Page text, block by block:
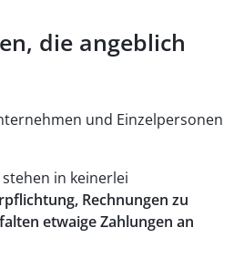
die angeblich
und Einzelpersonen
in keinerlei
Rechnungen zu
etwaige Zahlungen an